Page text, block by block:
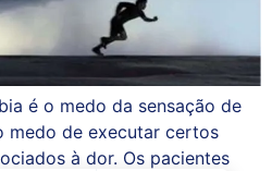
é o medo da sensação de
medo de executar certos
à dor. Os pacientes